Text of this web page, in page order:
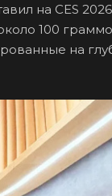
на CES
100
на